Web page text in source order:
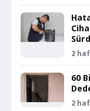
2
60
2